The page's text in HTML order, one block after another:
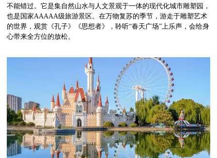
不能错过。它是集自然山水与人文景观于一体的现代化城市雕塑园，
也是国家AAAAA级旅游景区。在万物复苏的季节，游走于雕塑艺术
的世界，观赏《孔子》《思想者》，聆听“春天广场”上乐声，会给身
心带来全方位的放松。